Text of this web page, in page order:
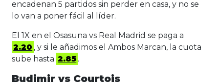
encadenan 5 partidos sin perder en casa, y no se
lo van a poner fácil al líder.
El 1X en el Osasuna vs Real Madrid se paga a
2.20 , y si le añadimos el Ambos Marcan, la cuota
sube hasta 2.85 .
Budimir vs Courtois